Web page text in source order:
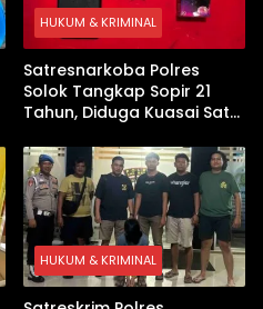
HUKUM & KRIMINAL
Satresnarkoba Polres
Solok Tangkap Sopir 21
Tahun, Diduga Kuasai Satu
HUKUM & KRIMINAL